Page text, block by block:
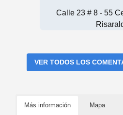
Calle 23 # 8 - 55
VER TODOS LOS
Más información Mapa